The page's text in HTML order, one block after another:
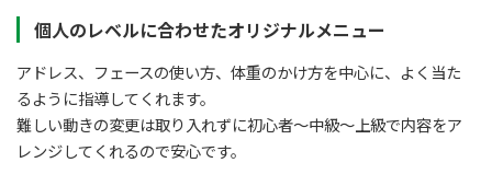
個人のレベルに合わせたオリジナルメニュー
アドレス、フェースの使い方、体重のかけ方を中心に、よく当た
るように指導してくれます。
難しい動きの変更は取り入れずに初心者～中級～上級で内容をア
レンジしてくれるので安心です。